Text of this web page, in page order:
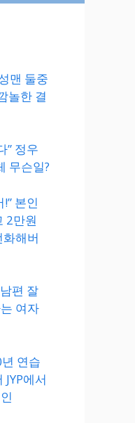
맨 둘중
놀한 결
” 정우
무슨일?
본인
2만원
해버
편 잘
여자
연습
에서